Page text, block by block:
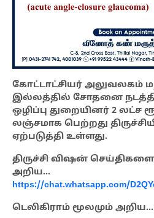
கோட்டாட்சியர் அலுவலகம்
இல்லத்தில் சோதனை
ஒழிப்பு துறையினர் 2 லட்ச
லஞ்சமாக பெற்றது
ஏற்படுத்தி உள்ளது.
திருச்சி விஷன்
அறிய…
https://chat.whatsapp.com/
டெலிகிராம் மூலமும்